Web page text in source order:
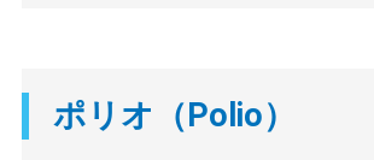
ポリオ（Polio）